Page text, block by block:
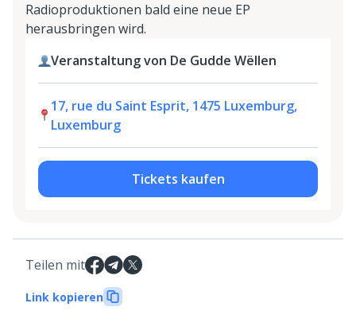
Radioproduktionen bald eine neue EP
herausbringen wird.
Veranstaltung von De Gudde Wëllen
17, rue du Saint Esprit, 1475 Luxemburg,
Luxemburg
Tickets kaufen
Teilen mit
Link kopieren